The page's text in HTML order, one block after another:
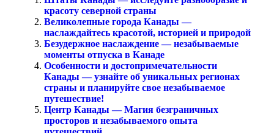
красоту северной страны
Великолепные города Канады —
наслаждайтесь красотой, историей и природой
Безудержное наслаждение — незабываемые
моменты отпуска в Канаде
Особенности и достопримечательности
Канады — узнайте об уникальных регионах
страны и планируйте свое незабываемое
путешествие!
Центр Канады — Магия безграничных
просторов и незабываемого опыта